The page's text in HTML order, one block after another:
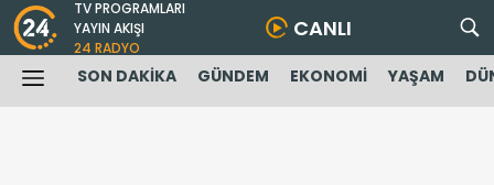
TV PROGRAMLARI
YAYIN AKIŞI
24 RADYO
CANLI
SON DAKİKA GÜNDEM EKONOMİ YAŞAM